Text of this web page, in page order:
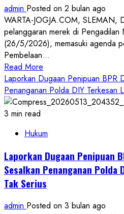
Polda
DIY
Atas
Dugaan
Ujaran
Menyinggung
admin Posted on 2 bulan ago
WARTA-JOGJA.COM, SLEMAN,
pelanggaran merek di Pengadilan
(26/5/2026), memasuki agenda
Pembelaan...
Read More
more
about
Sidang
PN
Masuki
Tahap
Pledoi:
Hukum
Laporkan Dugaan Penipuan BPR
Penanganan Polda DIY Terkesan
3 min read
Hukum
Laporkan Dugaan Penipuan
Sesalkan Penanganan Polda
Tak Serius
admin Posted on 3 bulan ago